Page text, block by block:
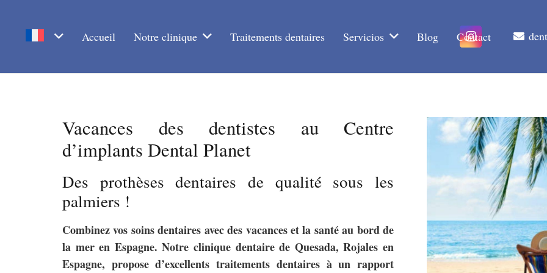
Accueil Notre clinique Traitements dentaires Servicios Blog Contact
Vacances des dentistes au Centre
d’implants Dental Planet
Des prothèses dentaires de qualité sous les
palmiers !
Combinez vos soins dentaires avec des vacances et la santé au bord de
la mer en Espagne. Notre clinique dentaire de Quesada, Rojales en
Espagne, propose d’excellents traitements dentaires à un rapport